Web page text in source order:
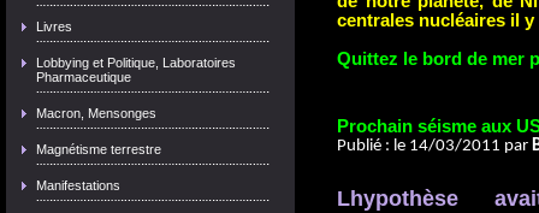
Livres
Lobbying et Politique, Laboratoires
Pharmaceutique
Macron, Mensonges
Magnétisme terrestre
Manifestations
centrales nucléaires il
Quittez le bord de mer
Prochain séisme aux
Publié : le 14/03/2011 par
Lhypothèse